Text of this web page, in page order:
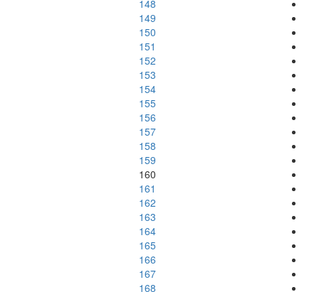
148
149
150
151
152
153
154
155
156
157
158
159
160
161
162
163
164
165
166
167
168